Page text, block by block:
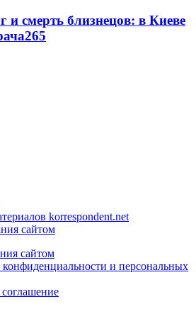
смерть близнецов: в Киеве
265
korrespondent.net
сайтом
сайтом
и персональных
соглашение